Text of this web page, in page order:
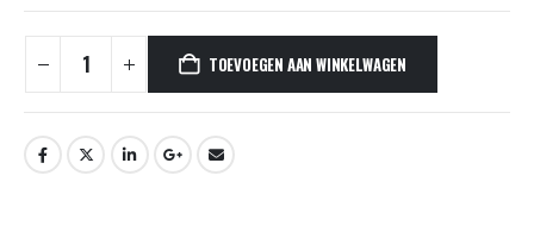
TOEVOEGEN AAN WINKELWAGEN